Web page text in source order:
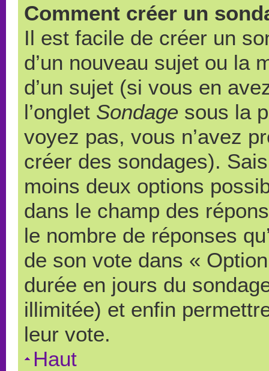
Comment créer un
Il est facile de créer un
d’un nouveau sujet ou la
d’un sujet (si vous en
l’onglet Sondage sous la
voyez pas, vous n’avez
créer des sondages).
moins deux options
dans le champ des
le nombre de réponses
de son vote dans «
durée en jours du
illimitée) et enfin
leur vote.
Haut